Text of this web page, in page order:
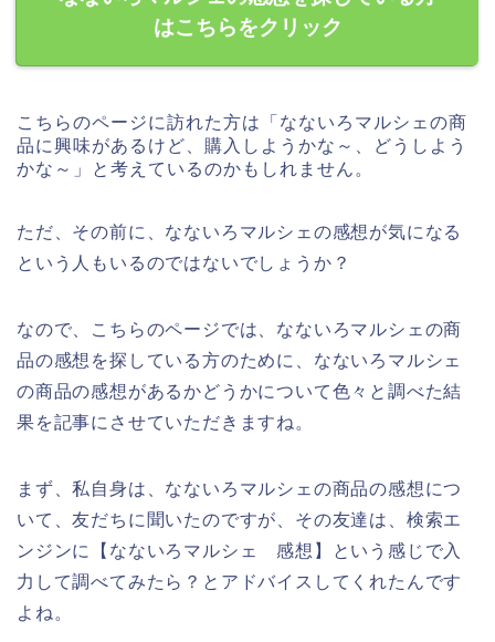
はこちらをクリック
こちらのページに訪れた方は「なないろマルシェの商
品に興味があるけど、購入しようかな～、どうしよう
かな～」と考えているのかもしれません。
ただ、その前に、なないろマルシェの感想が気になる
という人もいるのではないでしょうか？
なので、こちらのページでは、なないろマルシェの商
品の感想を探している方のために、なないろマルシェ
の商品の感想があるかどうかについて色々と調べた結
果を記事にさせていただきますね。
まず、私自身は、なないろマルシェの商品の感想につ
いて、友だちに聞いたのですが、その友達は、検索エ
ンジンに【なないろマルシェ 感想】という感じで入
力して調べてみたら？とアドバイスしてくれたんです
よね。